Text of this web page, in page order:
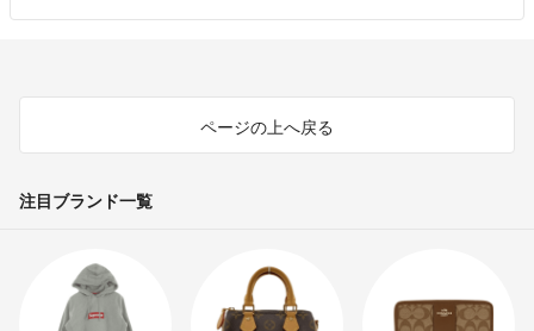
ページの上へ戻る
注目ブランド一覧